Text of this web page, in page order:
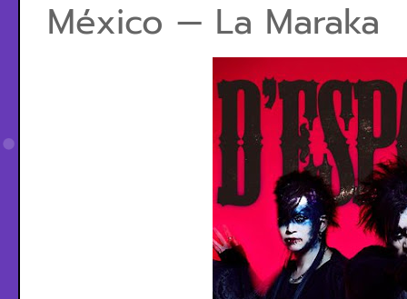
México — La Maraka